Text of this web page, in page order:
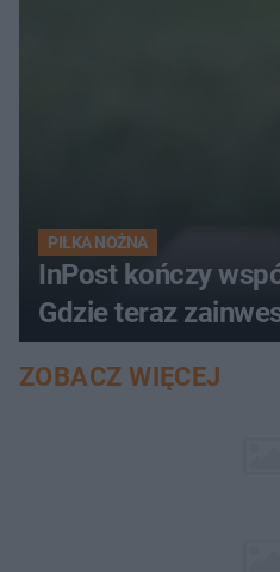
PIŁKA NOŻNA
InPost kończy
Gdzie teraz
ZOBACZ WIĘCEJ